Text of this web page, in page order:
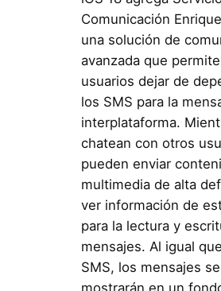
Comunicación
una solución de
avanzada que
usuarios dejar de
los SMS para la
interplataforma.
chatean con otros
pueden enviar
multimedia de alta
ver información de
para la lectura y
mensajes. Al igual
SMS, los mensajes se
mostrarán en un